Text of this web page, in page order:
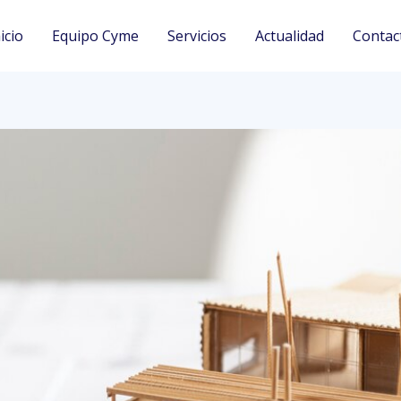
Equipo Cyme Servicios Actualidad